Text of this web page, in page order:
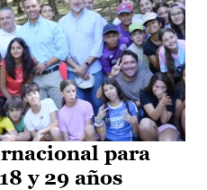
para
y 29 años